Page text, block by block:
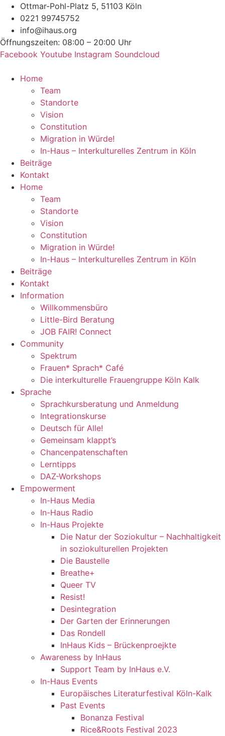
Zum
Inhalt
springen
Ottmar-Pohl-Platz 5, 51103 Köln
0221 99745752
info@ihaus.org
Öffnungszeiten: 08:00 – 20:00 Uhr
Facebook Youtube Instagram Soundcloud
Home
Team
Standorte
Vision
Constitution
Migration in Würde!
In-Haus – Interkulturelles Zentrum in Köln
Beiträge
Kontakt
Home
Team
Standorte
Vision
Constitution
Migration in Würde!
In-Haus – Interkulturelles Zentrum in Köln
Beiträge
Kontakt
Information
Willkommensbüro
Little-Bird Beratung
JOB FAIR! Connect
Community
Spektrum
Frauen* Sprach* Café
Die interkulturelle Frauengruppe Köln Kalk
Sprache
Sprachkursberatung und Anmeldung
Integrationskurse
Deutsch für Alle!
Gemeinsam klappt’s
Chancenpatenschaften
Lerntipps
DAZ-Workshops
Empowerment
In-Haus Media
In-Haus Radio
In-Haus Projekte
Die Natur der Soziokultur – Nachhaltigkeit
in soziokulturellen Projekten
Die Baustelle
Breathe+
Queer TV
Resist!
Desintegration
Der Garten der Erinnerungen
Das Rondell
InHaus Kids – Brückenproejkte
Awareness by InHaus
Support Team by InHaus e.V.
In-Haus Events
Europäisches Literaturfestival Köln-Kalk
Past Events
Bonanza Festival
Rice&Roots Festival 2023